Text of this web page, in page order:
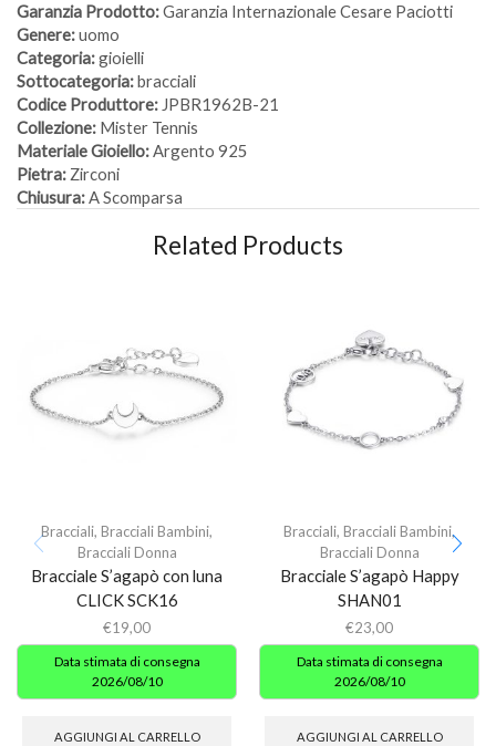
Garanzia Prodotto:Garanzia Internazionale Cesare Paciotti
Genere:uomo
Categoria:gioielli
Sottocategoria:bracciali
Codice Produttore: JPBR1962B-21
Collezione: Mister Tennis
Materiale Gioiello:Argento 925
Pietra: Zirconi
Chiusura:A Scomparsa
Related Products
Bracciali, Bracciali Bambini,
Bracciali Donna
Bracciale S’agapò con luna
CLICK SCK16
€19,00
Data stimata di consegna
2026/08/10
AGGIUNGI AL CARRELLO
Bracciali, Bracciali Bambini,
Bracciali Donna
Bracciale S’agapò Happy
SHAN01
€23,00
Data stimata di consegna
2026/08/10
AGGIUNGI AL CARRELLO